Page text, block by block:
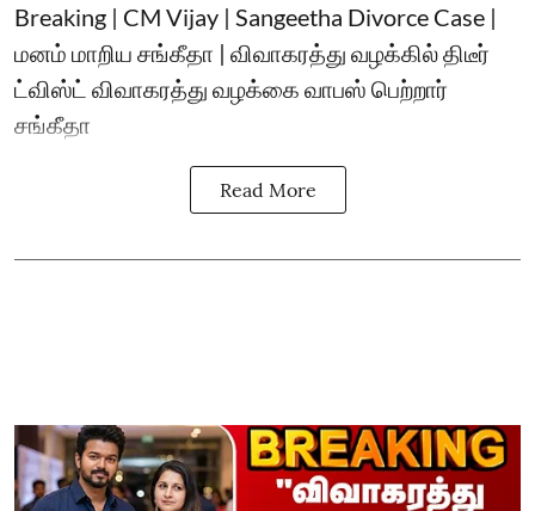
Breaking | CM Vijay | Sangeetha Divorce Case |
மனம் மாறிய சங்கீதா | விவாகரத்து வழக்கில் திடீர்
ட்விஸ்ட் விவாகரத்து வழக்கை வாபஸ் பெற்றார்
சங்கீதா
Read More